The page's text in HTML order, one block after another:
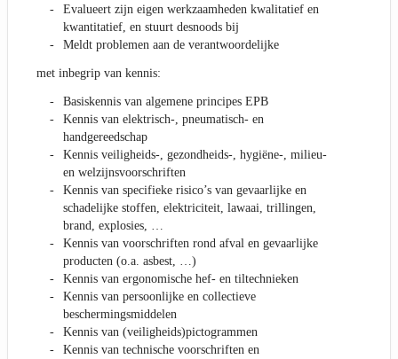
Evalueert zijn eigen werkzaamheden kwalitatief en
kwantitatief, en stuurt desnoods bij
Meldt problemen aan de verantwoordelijke
met inbegrip van kennis:
Basiskennis van algemene principes EPB
Kennis van elektrisch-, pneumatisch- en
handgereedschap
Kennis veiligheids-, gezondheids-, hygiëne-, milieu-
en welzijnsvoorschriften
Kennis van specifieke risico’s van gevaarlijke en
schadelijke stoffen, elektriciteit, lawaai, trillingen,
brand, explosies, …
Kennis van voorschriften rond afval en gevaarlijke
producten (o.a. asbest, …)
Kennis van ergonomische hef- en tiltechnieken
Kennis van persoonlijke en collectieve
beschermingsmiddelen
Kennis van (veiligheids)pictogrammen
Kennis van technische voorschriften en